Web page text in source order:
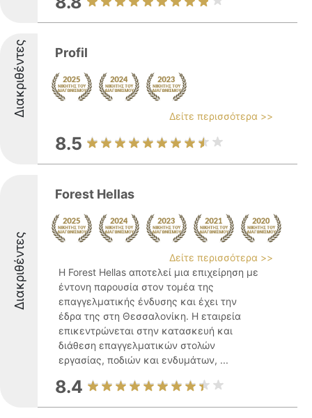
Διακριθέντες Profil
Δείτε περισσότερα >>
8.5
Διακριθέντες
Forest Hellas
Δείτε περισσότερα >>
Η Forest Hellas αποτελεί μια επιχείρηση με
έντονη παρουσία στον τομέα της
επαγγελματικής ένδυσης και έχει την
έδρα της στη Θεσσαλονίκη. Η εταιρεία
επικεντρώνεται στην κατασκευή και
διάθεση επαγγελματικών στολών
εργασίας, ποδιών και ενδυμάτων, ...
8.4